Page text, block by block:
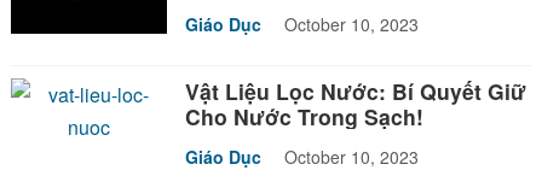
Giáo Dục October 10, 2023
Vật Liệu Lọc Nước: Bí Quyết Giữ
Cho Nước Trong Sạch!
Giáo Dục October 10, 2023